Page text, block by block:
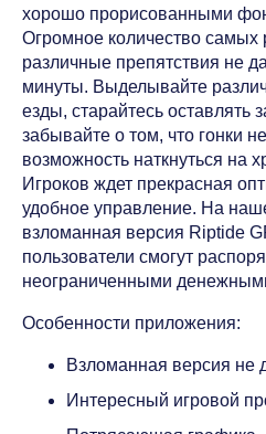
хорошо прорисованными
Огромное количество самых
различные препятствия не
минуты. Выделывайте
езды, старайтесь оставлять
забывайте о том, что гонки
возможность наткнуться на
Игроков ждет прекрасная
удобное управление. На
взломанная версия Riptide
пользователи смогут
неограниченными
Особенности приложения:
Взломанная версия не
Интересный игровой